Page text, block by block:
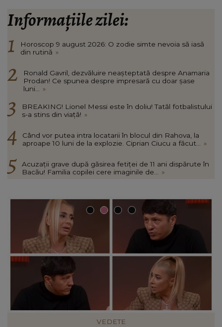
Informațiile zilei:
Horoscop 9 august 2026: O zodie simte nevoia să iasă
din rutină »
Ronald Gavril, dezvăluire neașteptată despre Anamaria
Prodan! Ce spunea despre impresară cu doar șase
luni...
»
BREAKING! Lionel Messi este în doliu! Tatăl fotbalistului
s-a stins din viață! »
Când vor putea intra locatarii în blocul din Rahova, la
aproape 10 luni de la explozie. Ciprian Ciucu a făcut...
»
Acuzații grave după găsirea fetiței de 11 ani dispărute în
Bacău! Familia copilei cere imaginile de...
»
INFORMATIILE ZILEI